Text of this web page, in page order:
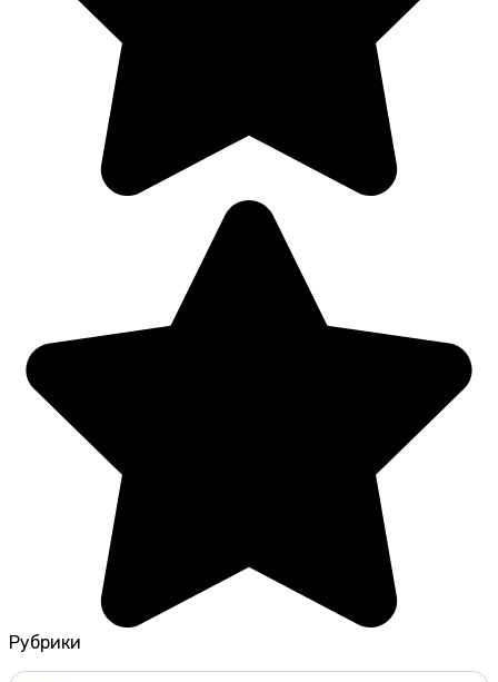
Рубрики